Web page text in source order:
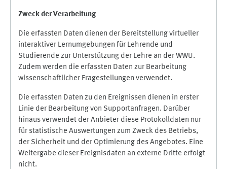
Zweck der Verarbeitung
Die erfassten Daten dienen der Bereitstellung virtueller
interaktiver Lernumgebungen für Lehrende und
Studierende zur Unterstützung der Lehre an der WWU.
Zudem werden die erfassten Daten zur Bearbeitung
wissenschaftlicher Fragestellungen verwendet.
Die erfassten Daten zu den Ereignissen dienen in erster
Linie der Bearbeitung von Supportanfragen. Darüber
hinaus verwendet der Anbieter diese Protokolldaten nur
für statistische Auswertungen zum Zweck des Betriebs,
der Sicherheit und der Optimierung des Angebotes. Eine
Weitergabe dieser Ereignisdaten an externe Dritte erfolgt
nicht.